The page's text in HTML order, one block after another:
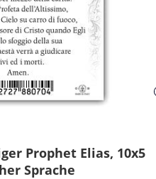
Prophet Elias, 10x5
Sprache